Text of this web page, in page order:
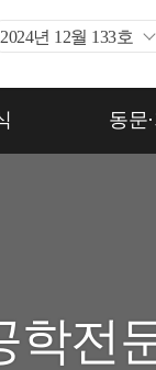
2024년 12월 133호
134호
133호 132호
동문
학전